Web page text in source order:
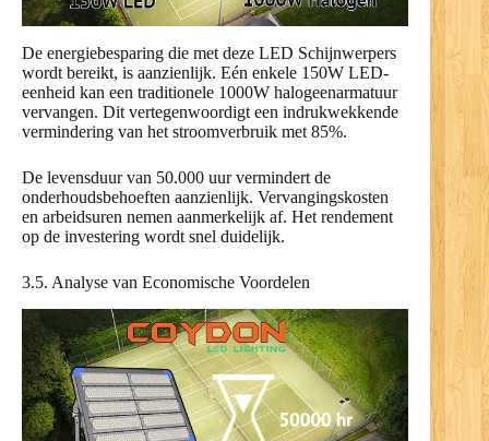
De energiebesparing die met deze LED Schijnwerpers
wordt bereikt, is aanzienlijk. Eén enkele 150W LED-
eenheid kan een traditionele 1000W halogeenarmatuur
vervangen. Dit vertegenwoordigt een indrukwekkende
vermindering van het stroomverbruik met 85%.
De levensduur van 50.000 uur vermindert de
onderhoudsbehoeften aanzienlijk. Vervangingskosten
en arbeidsuren nemen aanmerkelijk af. Het rendement
op de investering wordt snel duidelijk.
3.5. Analyse van Economische Voordelen